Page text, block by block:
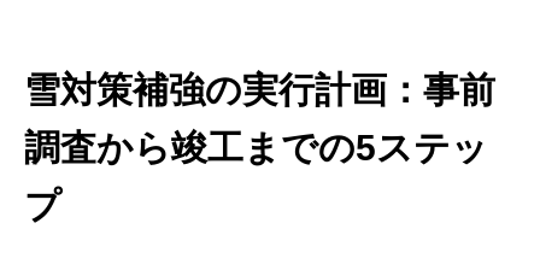
雪対策補強の実行計画：事前
調査から竣工までの5ステッ
プ